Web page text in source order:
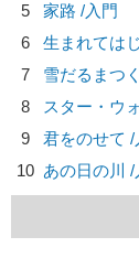
5
家路 /入門
6
生まれては
7
雪だるまつ
8
スター・ウ
9
君をのせて /
10 あの日の川 /